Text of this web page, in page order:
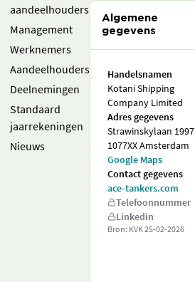
aandeelhouders
Management
Werknemers
Aandeelhouders
Deelnemingen
Standaard
jaarrekeningen
Nieuws
Algemene
gegevens
Handelsnamen
Kotani Shipping
Company Limited
Adres gegevens
Strawinskylaan 1997
1077XX Amsterdam
Google Maps
Contact gegevens
ace-tankers.com
Telefoonnummer
Linkedin
Bron: KVK25-02-2026